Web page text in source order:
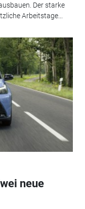
Der starke
Arbeitstage...
neue